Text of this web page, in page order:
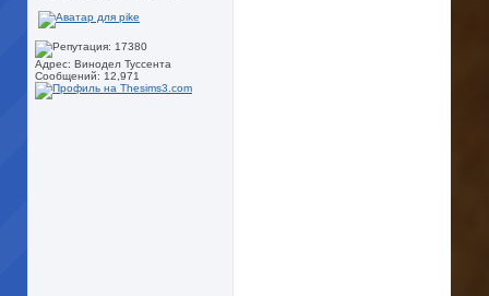
Адрес: Винодел Туссента
Сообщений: 12,971